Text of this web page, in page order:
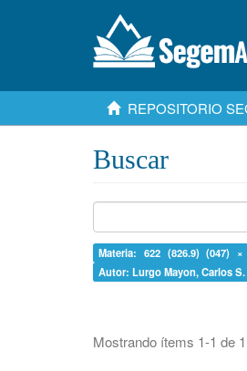
REPOSITORIO
Buscar
Materia: 622 (826.9) (047) ×
Autor: Lurgo Mayon, Carlos S.
Mostrando ítems 1-1 de 1